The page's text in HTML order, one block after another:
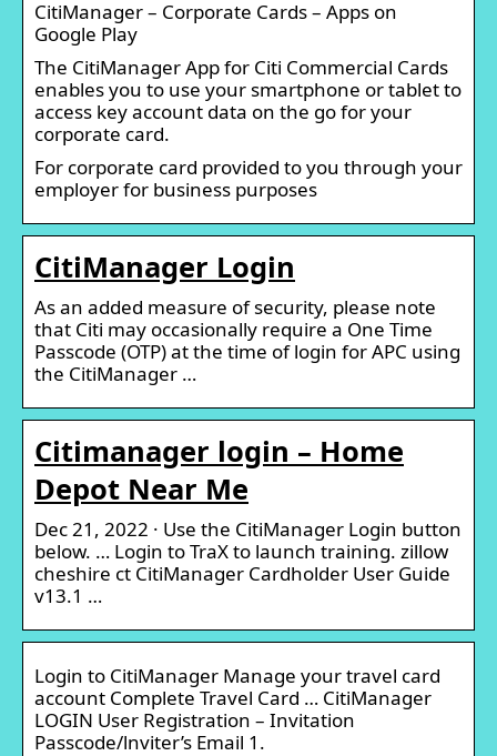
CitiManager – Corporate Cards – Apps on
Google Play
The CitiManager App for Citi Commercial Cards
enables you to use your smartphone or tablet to
access key account data on the go for your
corporate card.
For corporate card provided to you through your
employer for business purposes
CitiManager Login
As an added measure of security, please note
that Citi may occasionally require a One Time
Passcode (OTP) at the time of login for APC using
the CitiManager …
Citimanager login – Home
Depot Near Me
Dec 21, 2022 · Use the CitiManager Login button
below. … Login to TraX to launch training. zillow
cheshire ct CitiManager Cardholder User Guide
v13.1 …
Login to CitiManager Manage your travel card
account Complete Travel Card … CitiManager
LOGIN User Registration – Invitation
Passcode/lnviter’s Email 1.